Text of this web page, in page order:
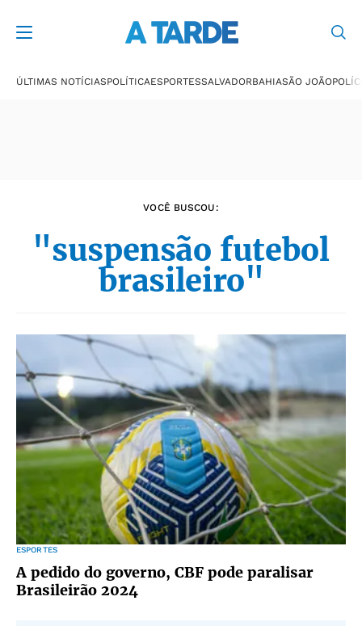
ÚLTIMAS NOTÍCIASPOLÍTICAESPORTESSALVADORBAHIASÃO JOÃO
VOCÊ BUSCOU:
"suspensão futebol
brasileiro"
ESPORTES
A pedido do governo, CBF pode paralisar
Brasileirão 2024